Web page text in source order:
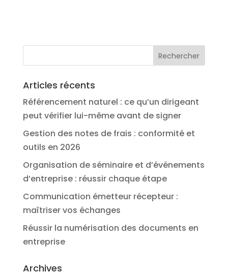
Articles récents
Référencement naturel : ce qu’un dirigeant
peut vérifier lui-même avant de signer
Gestion des notes de frais : conformité et
outils en 2026
Organisation de séminaire et d’événements
d’entreprise : réussir chaque étape
Communication émetteur récepteur :
maîtriser vos échanges
Réussir la numérisation des documents en
entreprise
Archives